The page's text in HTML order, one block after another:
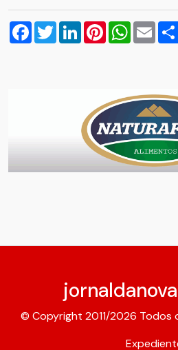
Facebook
TwitterLinkedInPinterest
© Copyright 2011/2026 Todos